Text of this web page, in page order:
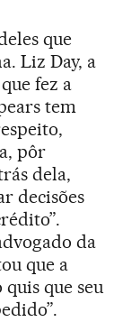
que
Liz Day, a
que fez a
tem
pôr
dela,
decisões
da
que a
que seu